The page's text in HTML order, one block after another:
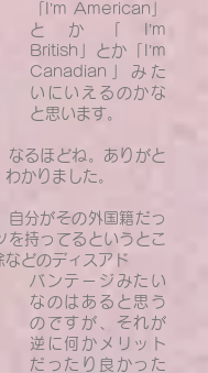
「I’m American」
とか「I’m
British」とか「I’m
Canadian」みた
いにいえるのかな
と思います。
なるほどね。ありがと
かりました。
自分がその外国籍だっ
を持ってるというとこ
などのディスアド
バンテージみたい
なのはあると思う
のですが、それが
逆に何かメリット
だったり良かった